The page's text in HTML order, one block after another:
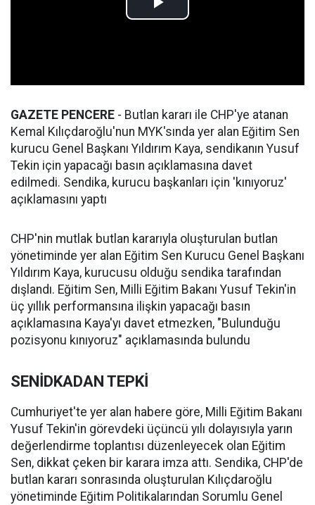
GAZETE PENCERE - Butlan kararı ile CHP'ye atanan
Kemal Kılıçdaroğlu'nun MYK'sında yer alan Eğitim Sen
kurucu Genel Başkanı Yıldırım Kaya, sendikanın Yusuf
Tekin için yapacağı basın açıklamasına davet
edilmedi. Sendika, kurucu başkanları için 'kınıyoruz'
açıklamasını yaptı
CHP'nin mutlak butlan kararıyla oluşturulan butlan
yönetiminde yer alan Eğitim Sen Kurucu Genel Başkanı
Yıldırım Kaya, kurucusu olduğu sendika tarafından
dışlandı. Eğitim Sen, Milli Eğitim Bakanı Yusuf Tekin'in
üç yıllık performansına ilişkin yapacağı basın
açıklamasına Kaya'yı davet etmezken, "Bulunduğu
pozisyonu kınıyoruz" açıklamasında bulundu
SENİDKADAN TEPKİ
Cumhuriyet'te yer alan habere göre, Milli Eğitim Bakanı
Yusuf Tekin'in görevdeki üçüncü yılı dolayısıyla yarın
değerlendirme toplantısı düzenleyecek olan Eğitim
Sen, dikkat çeken bir karara imza attı. Sendika, CHP'de
butlan kararı sonrasında oluşturulan Kılıçdaroğlu
yönetiminde Eğitim Politikalarından Sorumlu Genel